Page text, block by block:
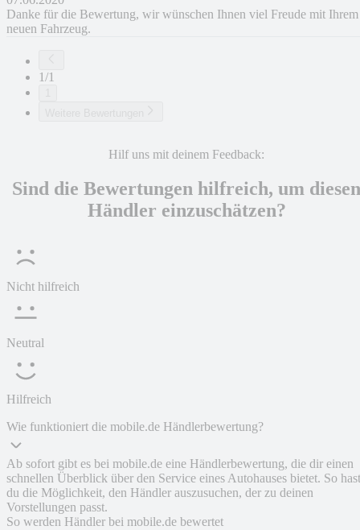
Danke für die Bewertung, wir wünschen Ihnen viel Freude mit Ihrem
neuen Fahrzeug.
1/1
Hilf uns mit deinem Feedback:
Sind die Bewertungen hilfreich, um diesen
Händler einzuschätzen?
Nicht hilfreich
Neutral
Hilfreich
Wie funktioniert die mobile.de Händlerbewertung?
Ab sofort gibt es bei mobile.de eine Händlerbewertung, die dir einen
schnellen Überblick über den Service eines Autohauses bietet. So hast
du die Möglichkeit, den Händler auszusuchen, der zu deinen
Vorstellungen passt.
So werden Händler bei mobile.de bewertet